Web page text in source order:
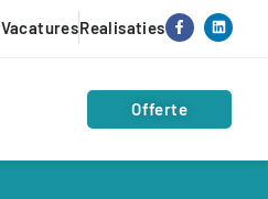
VacaturesRealisaties
Offerte